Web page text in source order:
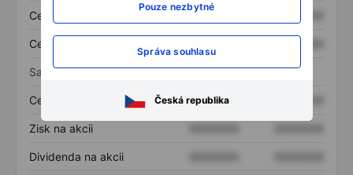
Pouze nezbytné
Správa souhlasu
Česká republika
Celková aktiva XXXXXXX
Celkový dluh
Sazby
Cena/tržby XXXXXXX
Zisk na akcii
Dividenda na akcii